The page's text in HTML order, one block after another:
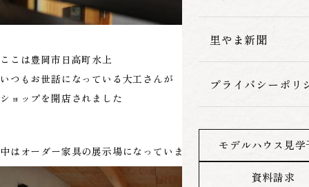
里やま新聞
プライバシーポリ
モデルハウス見学
資料請求
ここは豊岡市日高町水上
いつもお世話になっている大工さんが
ショップを開店されました
中はオーダー家具の展示場になっています